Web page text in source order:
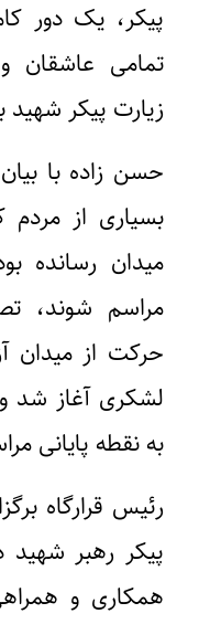
پیکر، یک دور
تمامی عاشقان
زیارت پیکر شهید
حسن زاده با
بسیاری از
میدان رسانده
مراسم شوند،
حرکت از میدان
لشکری آغاز شد
به نقطه پایانی
رئیس قرارگاه
پیکر رهبر شهید
همکاری و